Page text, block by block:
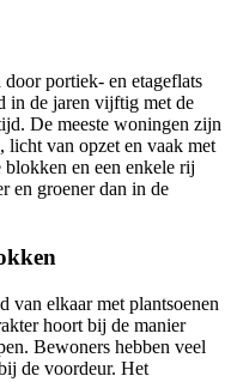
portiek- en etageflats
in de jaren vijftig met de
De meeste woningen zijn
licht van opzet en vaak met
blokken en een enkele rij
en groener dan in de
van elkaar met plantsoenen
hoort bij de manier
Bewoners hebben veel
de voordeur. Het